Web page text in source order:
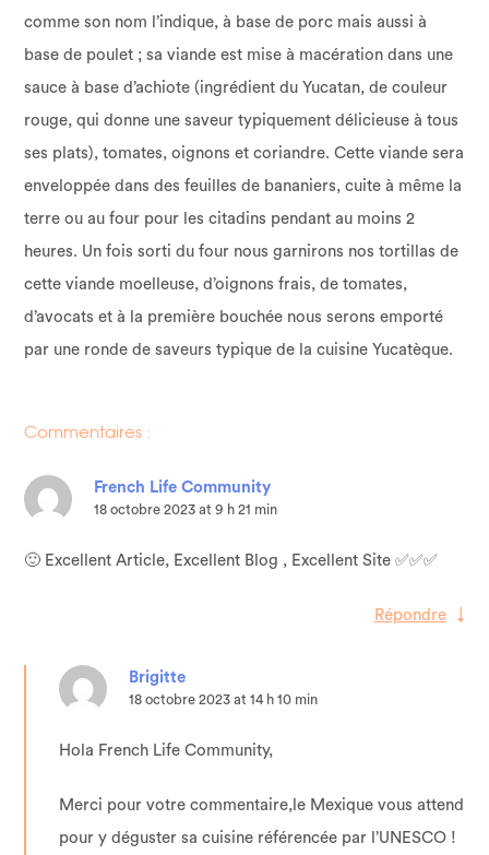
comme son nom l’indique, à base de porc mais aussi à
base de poulet ; sa viande est mise à macération dans une
sauce à base d’achiote (ingrédient du Yucatan, de couleur
rouge, qui donne une saveur typiquement délicieuse à tous
ses plats), tomates, oignons et coriandre. Cette viande sera
enveloppée dans des feuilles de bananiers, cuite à même la
terre ou au four pour les citadins pendant au moins 2
heures. Un fois sorti du four nous garnirons nos tortillas de
cette viande moelleuse, d’oignons frais, de tomates,
d’avocats et à la première bouchée nous serons emporté
par une ronde de saveurs typique de la cuisine Yucatèque.
Commentaires :
French Life Community
18 octobre 2023 at 9 h 21 min
🙂 Excellent Article, Excellent Blog , Excellent Site ✅✅✅
Répondre ↓
Brigitte
18 octobre 2023 at 14 h 10 min
Hola French Life Community,
Merci pour votre commentaire,le Mexique vous attend
pour y déguster sa cuisine référencée par l’UNESCO !